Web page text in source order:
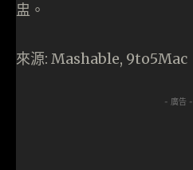
盅。
來源: Mashable, 9to5Mac
- 廣告 -